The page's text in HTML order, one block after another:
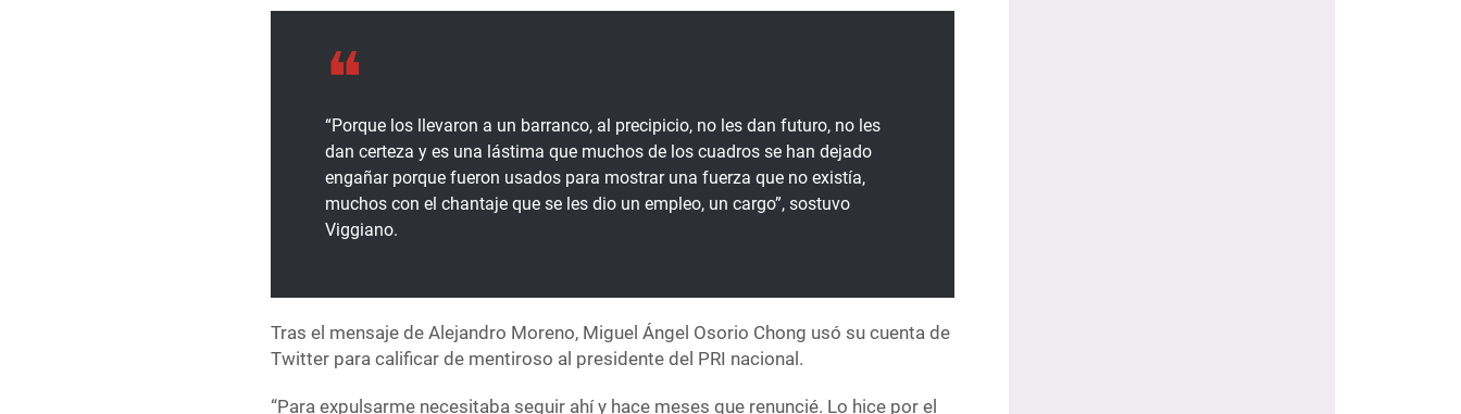
“Porque los llevaron a un barranco, al precipicio, no les dan futuro, no les
dan certeza y es una lástima que muchos de los cuadros se han dejado
engañar porque fueron usados para mostrar una fuerza que no existía,
muchos con el chantaje que se les dio un empleo, un cargo”, sostuvo
Viggiano.
Tras el mensaje de Alejandro Moreno, Miguel Ángel Osorio Chong usó su cuenta de
Twitter para calificar de mentiroso al presidente del PRI nacional.
“Para expulsarme necesitaba seguir ahí y hace meses que renuncié. Lo hice por el